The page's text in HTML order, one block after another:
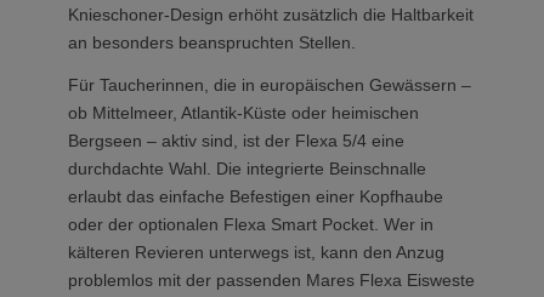
Knieschoner-Design erhöht zusätzlich die Haltbarkeit
an besonders beanspruchten Stellen.
Für Taucherinnen, die in europäischen Gewässern –
ob Mittelmeer, Atlantik-Küste oder heimischen
Bergseen – aktiv sind, ist der Flexa 5/4 eine
durchdachte Wahl. Die integrierte Beinschnalle
erlaubt das einfache Befestigen einer Kopfhaube
oder der optionalen Flexa Smart Pocket. Wer in
kälteren Revieren unterwegs ist, kann den Anzug
problemlos mit der passenden Mares Flexa Eisweste